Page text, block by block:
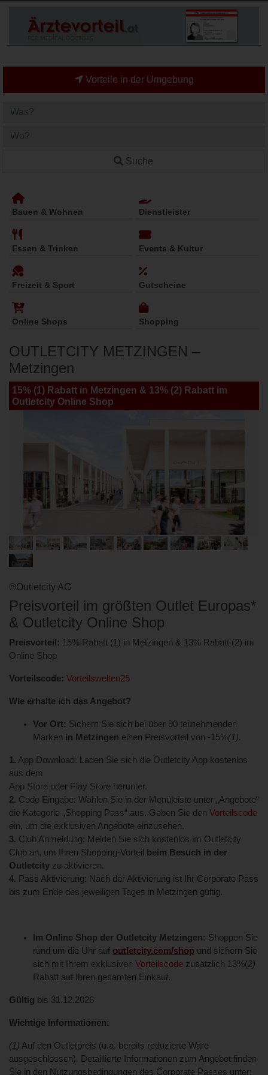
Vorteile in der Umgebung
Suche
Bauen & Wohnen Dienstleister
Essen & Trinken Events & Kultur
Freizeit & Sport Gutscheine
Online Shops Shopping
OUTLETCITY METZINGEN –
Metzingen
15% (1) Rabatt in Metzingen & 13% (2) Rabatt im
Outletcity Online Shop
®Outletcity AG
Preisvorteil im größten Outlet Europas*
& Outletcity Online Shop
Preisvorteil: 15% Rabatt (1) in Metzingen & 13% Rabatt (2) im
Online Shop
Vorteilscode: Vorteilswelten25
Wie erhalte ich das Angebot?
Vor Ort: Sichern Sie sich bei über 90 teilnehmenden
Marken in Metzingen einen Preisvorteil von -15%(1).
1. App Download: Laden Sie sich die Outletcity App kostenlos
aus dem
App Store oder Play Store herunter.
2. Code Eingabe: Wählen Sie in der Menüleiste unter „Angebote“
die Kategorie „Shopping Pass“ aus. Geben Sie den Vorteilscode
ein, um die exklusiven Angebote einzusehen.
3. Club Anmeldung: Melden Sie sich kostenlos im Outletcity
Club an, um Ihren Shopping-Vorteil
beim Besuch in der
Outletcity zu aktivieren.
4. Pass Aktivierung: Nach der Aktivierung ist Ihr Corporate Pass
bis zum Ende des jeweiligen Tages in Metzingen gültig.
Im Online Shop der Outletcity Metzingen: Shoppen Sie
rund um die Uhr auf outletcity.com/shop und sichern Sie
sich mit Ihrem exklusiven Vorteilscode zusätzlich 13%(2)
Rabatt auf Ihren gesamten Einkauf.
Gültig bis 31.12.2026
Wichtige Informationen:
(1) Auf den Outletpreis (u.a. bereits reduzierte Ware
ausgeschlossen). Detaillierte Informationen zum Angebot finden
Sie in den Nutzungsbedingungen des Corporate Passes unter: